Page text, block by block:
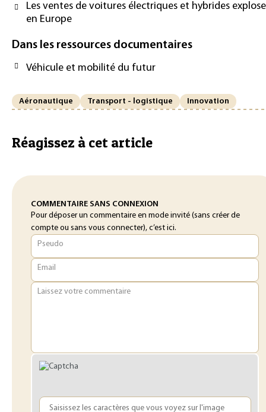
Les ventes de voitures électriques et hybrides
en Europe
Dans les ressources documentaires
Véhicule et mobilité du futur
Aéronautique Transport - logistique Innovation
Réagissez à cet article
COMMENTAIRE SANS CONNEXION
Pour déposer un commentaire en mode invité (sans créer de
compte ou sans vous connecter), c’est ici.
Pseudo
Email
Laissez votre commentaire